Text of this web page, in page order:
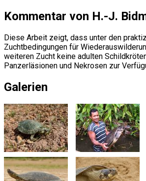
Kommentar von H.-J.
Diese Arbeit zeigt, dass unter den
Zuchtbedingungen für
weiteren Zucht keine adulten
Panzerläsionen und Nekrosen zur
Galerien